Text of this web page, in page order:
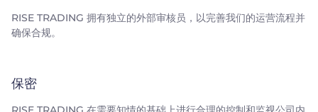
RISE TRADING 拥有独立的外部审核员，以完善我们的运营流程并
确保合规。
保密